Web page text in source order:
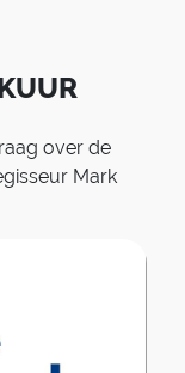
over de
Mark